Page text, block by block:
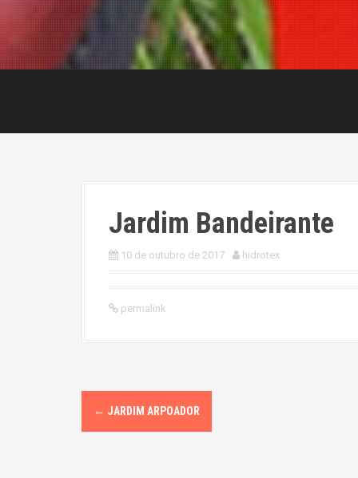
Jardim Bandeirante
10 de outubro de 2017 hidrotex
permalink
P
o
← JARDIM ARPOADOR